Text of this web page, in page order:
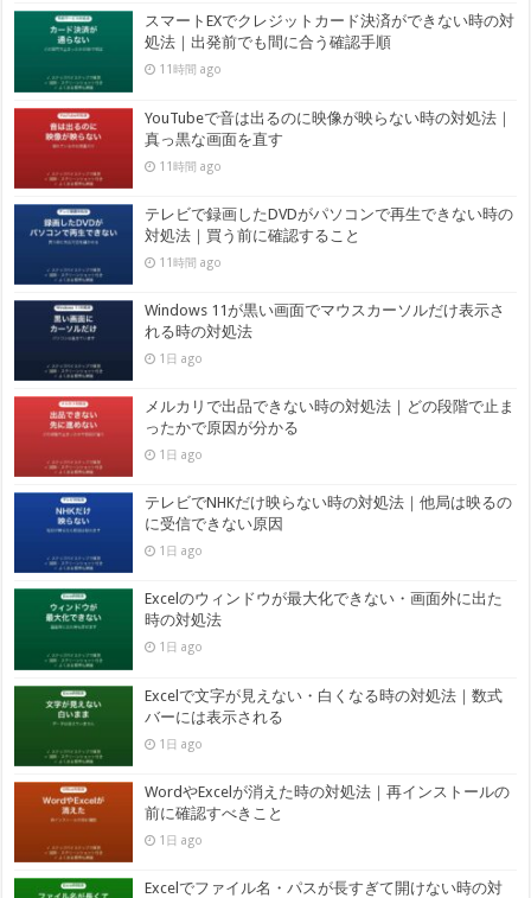
スマートEXでクレジットカード決済ができない時の対
処法｜出発前でも間に合う確認手順
11時間 ago
YouTubeで音は出るのに映像が映らない時の対処法｜
真っ黒な画面を直す
11時間 ago
テレビで録画したDVDがパソコンで再生できない時の
対処法｜買う前に確認すること
11時間 ago
Windows 11が黒い画面でマウスカーソルだけ表示さ
れる時の対処法
1日 ago
メルカリで出品できない時の対処法｜どの段階で止ま
ったかで原因が分かる
1日 ago
テレビでNHKだけ映らない時の対処法｜他局は映るの
に受信できない原因
1日 ago
Excelのウィンドウが最大化できない・画面外に出た
時の対処法
1日 ago
Excelで文字が見えない・白くなる時の対処法｜数式
バーには表示される
1日 ago
WordやExcelが消えた時の対処法｜再インストールの
前に確認すべきこと
1日 ago
Excelでファイル名・パスが長すぎて開けない時の対